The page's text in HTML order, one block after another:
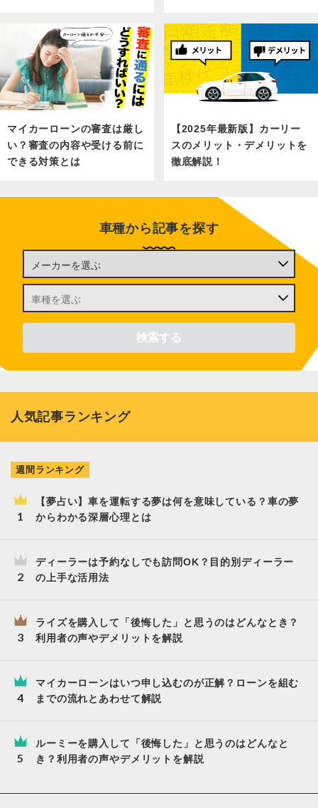
マイカーローンの審査は厳し
い？審査の内容や受ける前に
できる対策とは
【2025年最新版】カーリー
スのメリット・デメリットを
徹底解説！
車種から記事を探す
人気記事ランキング
週間ランキング
【夢占い】車を運転する夢は何を意味している？車の夢
からわかる深層心理とは
ディーラーは予約なしでも訪問OK？目的別ディーラー
の上手な活用法
ライズを購入して「後悔した」と思うのはどんなとき？
利用者の声やデメリットを解説
マイカーローンはいつ申し込むのが正解？ローンを組む
までの流れとあわせて解説
ルーミーを購入して「後悔した」と思うのはどんなと
き？利用者の声やデメリットを解説